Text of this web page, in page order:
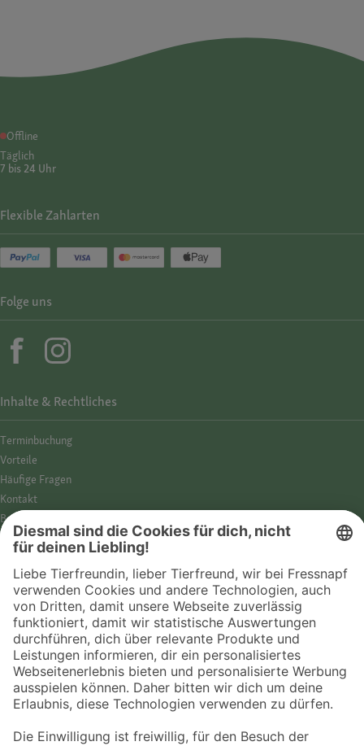
Offline
Täglich
7 bis 24 Uhr
Inhalte & Rechtliches
Termin­buchung
Vorteile
Häufige Fragen
Kontakt
Barrierefreiheit
Impressum
Datenschutz­hinweise
Cookies
AGB
Entdecke Fressnapf
Tierversicherung
GPS-Tracker
Fressnapf Salon
Online-Shop
Flexible Zahlarten
Folge uns